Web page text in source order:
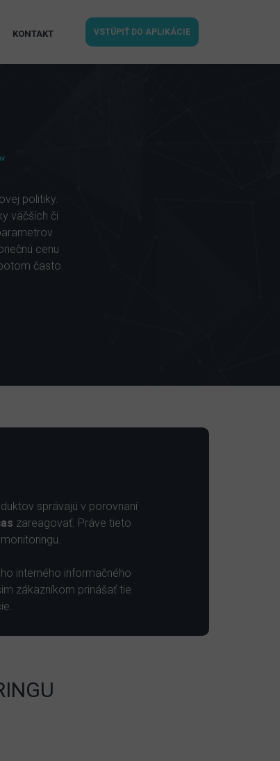
KONTAKT VSTÚPIŤ DO APLIKÁCIE
politiky.
väčších či
cenu
často
správajú v porovnaní
zareagovať. Práve tieto
interného informačného
zákazníkom prinášať tie